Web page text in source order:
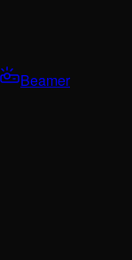
Beamer